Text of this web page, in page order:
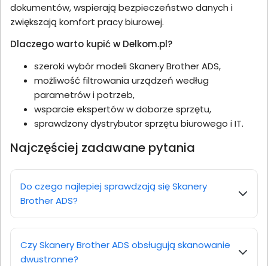
dokumentów, wspierają bezpieczeństwo danych i
zwiększają komfort pracy biurowej.
Dlaczego warto kupić w Delkom.pl?
szeroki wybór modeli Skanery Brother ADS,
możliwość filtrowania urządzeń według
parametrów i potrzeb,
wsparcie ekspertów w doborze sprzętu,
sprawdzony dystrybutor sprzętu biurowego i IT.
Najczęściej zadawane pytania
Do czego najlepiej sprawdzają się Skanery
Brother ADS?
Czy Skanery Brother ADS obsługują skanowanie
dwustronne?